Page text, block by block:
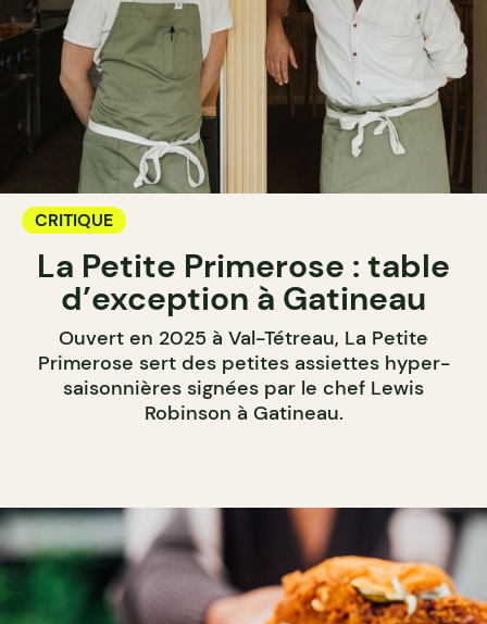
CRITIQUE
La Petite Primerose : table
d’exception à Gatineau
Ouvert en 2025 à Val-Tétreau, La Petite
Primerose sert des petites assiettes hyper-
saisonnières signées par le chef Lewis
Robinson à Gatineau.